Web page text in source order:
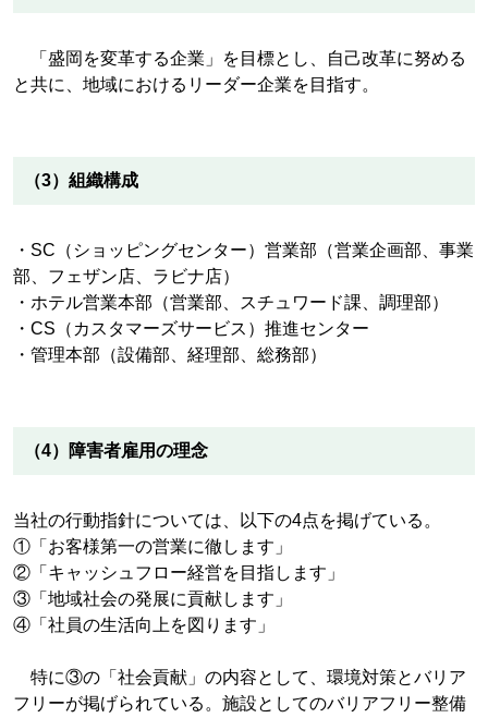
「盛岡を変革する企業」を目標とし、自己改革に努める
と共に、地域におけるリーダー企業を目指す。
（3）組織構成
・SC（ショッピングセンター）営業部（営業企画部、事業
部、フェザン店、ラビナ店）
・ホテル営業本部（営業部、スチュワード課、調理部）
・CS（カスタマーズサービス）推進センター
・管理本部（設備部、経理部、総務部）
（4）障害者雇用の理念
当社の行動指針については、以下の4点を掲げている。
①「お客様第一の営業に徹します」
②「キャッシュフロー経営を目指します」
③「地域社会の発展に貢献します」
④「社員の生活向上を図ります」
特に③の「社会貢献」の内容として、環境対策とバリア
フリーが掲げられている。施設としてのバリアフリー整備